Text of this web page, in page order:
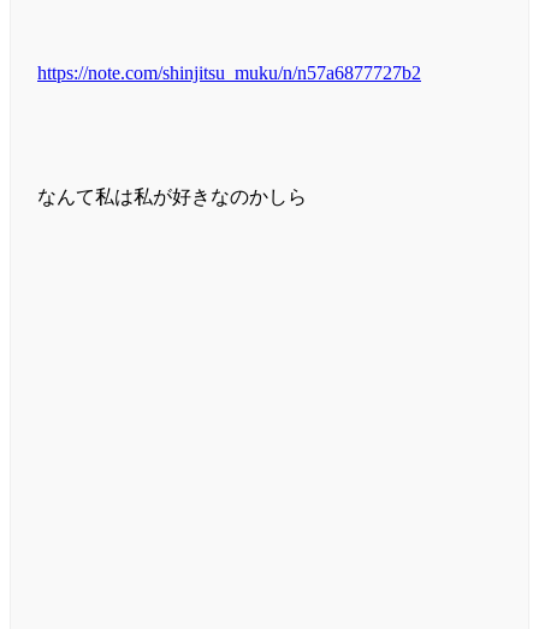
https://note.com/shinjitsu_muku/n/n57a6877727b2
なんて私は私が好きなのかしら